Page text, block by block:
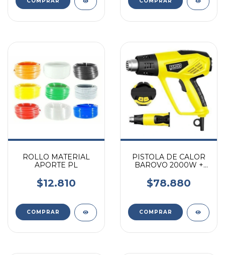
ROLLO MATERIAL
APORTE PL
$12.810
PISTOLA DE CALOR
BAROVO 2000W +
MALETIN
$78.880